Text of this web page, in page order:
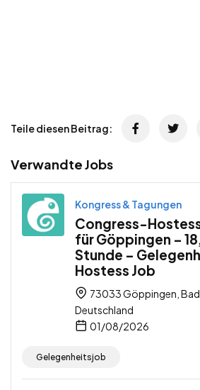
Teile diesen Beitrag:
Verwandte Jobs
Kongress & Tagungen
Congress-
für Göppingen –
Stunde –
Hostess Job
73033 Göppingen,
Deutschland
01/08/2026
Gelegenheitsjob